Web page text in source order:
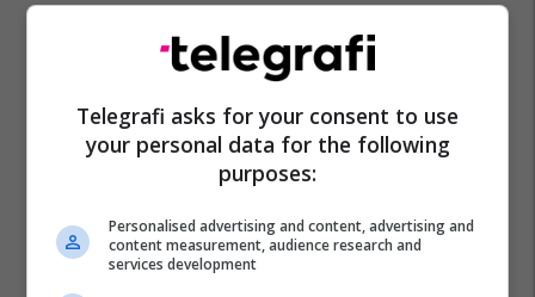
Telegrafi asks for your consent to use
your personal data for the following
purposes:
Personalised advertising and content, advertising and
content measurement, audience research and
services development